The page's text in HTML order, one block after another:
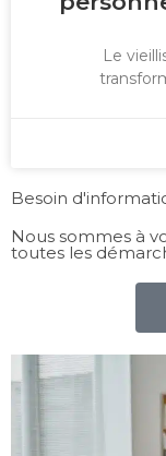
Le
Besoin
Nous sommes à
toutes les